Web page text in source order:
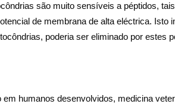
são muito sensíveis a péptidos,
de membrana de alta eléctrica. Isto
poderia ser eliminado por estes
humanos desenvolvidos, medicina